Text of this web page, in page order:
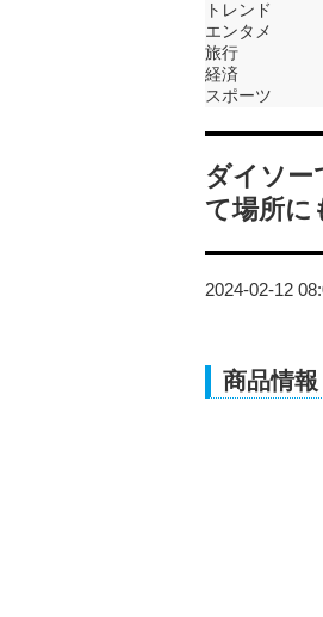
トレンド
エンタメ
旅行
経済
スポーツ
ダイソ
て場所に
2024-02-12
商品情報